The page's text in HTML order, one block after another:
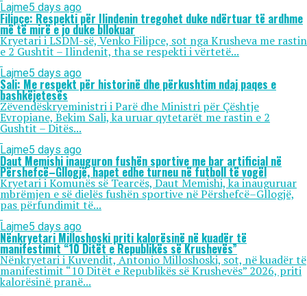
Lajme5 days ago
Filipçe: Respekti për Ilindenin tregohet duke ndërtuar të ardhme
më të mirë e jo duke bllokuar
Kryetari i LSDM-së, Venko Filipce, sot nga Krusheva me rastin
e 2 Gushtit – Ilindenit, tha se respekti i vërtetë...
Lajme5 days ago
Sali: Me respekt për historinë dhe përkushtim ndaj paqes e
bashkëjetesës
Zëvendëskryeministri i Parë dhe Ministri për Çështje
Evropiane, Bekim Sali, ka uruar qytetarët me rastin e 2
Gushtit – Ditës...
Lajme5 days ago
Daut Memishi inauguron fushën sportive me bar artificial në
Përshefcë–Gllogjë, hapet edhe turneu në futboll të vogël
Kryetari i Komunës së Tearcës, Daut Memishi, ka inauguruar
mbrëmjen e së dielës fushën sportive në Përshefcë–Gllogjë,
pas përfundimit të...
Lajme5 days ago
Nënkryetari Milloshoski priti kalorësinë në kuadër të
manifestimit “10 Ditët e Republikës së Krushevës”
Nënkryetari i Kuvendit, Antonio Milloshoski, sot, në kuadër të
manifestimit “10 Ditët e Republikës së Krushevës” 2026, priti
kalorësinë pranë...